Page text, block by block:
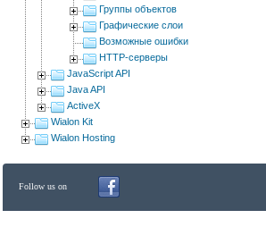
Группы объектов
Графические слои
Возможные ошибки
HTTP-серверы
JavaScript API
Java API
ActiveX
Wialon Kit
Wialon Hosting
Follow us on